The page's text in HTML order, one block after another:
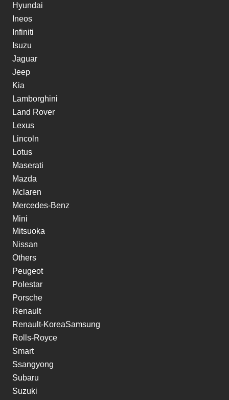
Hyundai
Ineos
Infiniti
Isuzu
Jaguar
Jeep
Kia
Lamborghini
Land Rover
Lexus
Lincoln
Lotus
Maserati
Mazda
Mclaren
Mercedes-Benz
Mini
Mitsuoka
Nissan
Others
Peugeot
Polestar
Porsche
Renault
Renault-KoreaSamsung
Rolls-Royce
Smart
Ssangyong
Subaru
Suzuki